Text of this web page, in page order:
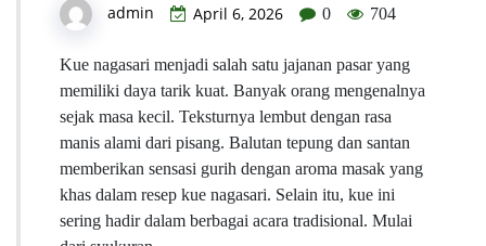
admin April 6, 2026 0 704
Kue nagasari menjadi salah satu jajanan pasar yang
memiliki daya tarik kuat. Banyak orang mengenalnya
sejak masa kecil. Teksturnya lembut dengan rasa
manis alami dari pisang. Balutan tepung dan santan
memberikan sensasi gurih dengan aroma masak yang
khas dalam resep kue nagasari. Selain itu, kue ini
sering hadir dalam berbagai acara tradisional. Mulai